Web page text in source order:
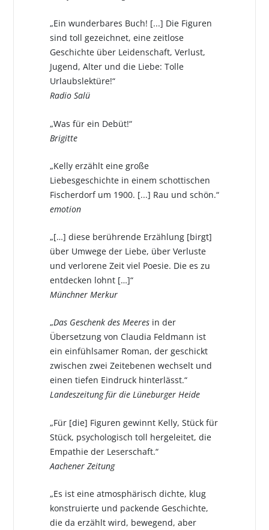
„Ein wunderbares Buch! [...] Die Figuren
sind toll gezeichnet, eine zeitlose
Geschichte über Leidenschaft, Verlust,
Jugend, Alter und die Liebe: Tolle
Urlaubslektüre!“
Radio Salü
„Was für ein Debüt!“
Brigitte
„Kelly erzählt eine große
Liebesgeschichte in einem schottischen
Fischerdorf um 1900. [...] Rau und schön.“
emotion
„[…] diese berührende Erzählung [birgt]
über Umwege der Liebe, über Verluste
und verlorene Zeit viel Poesie. Die es zu
entdecken lohnt […]“
Münchner Merkur
„Das Geschenk des Meeresin der
Übersetzung von Claudia Feldmann ist
ein einfühlsamer Roman, der geschickt
zwischen zwei Zeitebenen wechselt und
einen tiefen Eindruck hinterlässt.“
Landeszeitung für die Lüneburger Heide
„Für [die] Figuren gewinnt Kelly, Stück für
Stück, psychologisch toll hergeleitet, die
Empathie der Leserschaft.“
Aachener Zeitung
„Es ist eine atmosphärisch dichte, klug
konstruierte und packende Geschichte,
die da erzählt wird, bewegend, aber